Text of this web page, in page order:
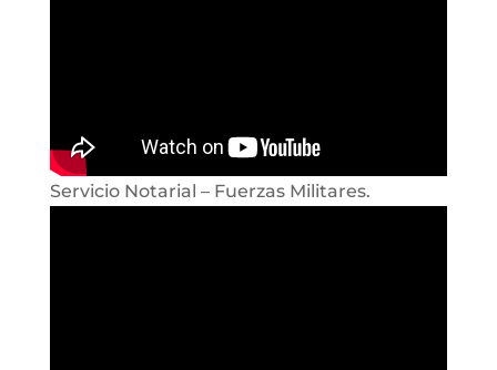
Servicio Notarial – Fuerzas Militares.